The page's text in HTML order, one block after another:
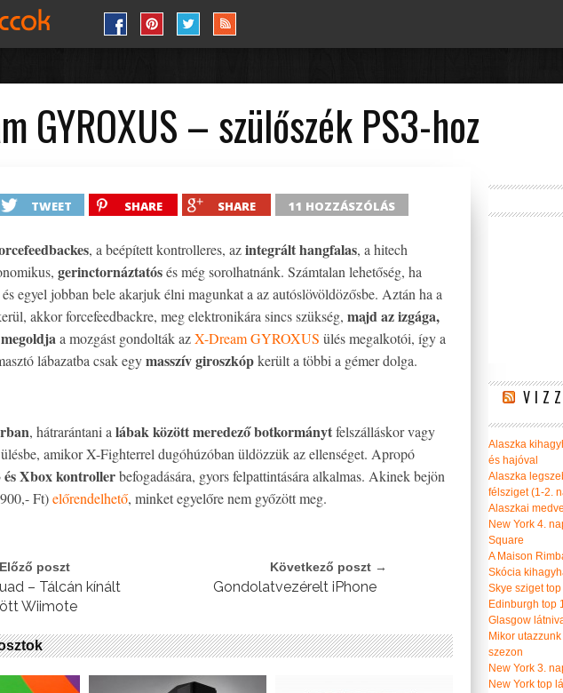
GYROXUS – szülőszék PS3-hoz
TWEET SHARE SHARE 11 HOZZÁSZÓLÁS
, a beépített kontrolleres, azintegrált hangfalas, a hitech
gerinctornáztatósés még sorolhatnánk. Számtalan lehetőség, ha
egyel jobban bele akarjuk élni magunkat a az autóslövöldözősbe. Aztán ha a
akkor forcefeedbackre, meg elektronikára sincs szükség, majd az izgága,
a mozgást gondolták azX-Dream GYROXUS ülés megalkotói, így a
lábazatba csak egymasszív giroszkópkerült a többi a gémer dolga.
, hátrarántani a lábak között meredező botkormánytfelszálláskor vagy
amikor X-Fighterrel dugóhúzóban üldözzük az ellenséget. Apropó
és Xbox kontrollerbefogadására, gyors felpattintására alkalmas. Akinek bejön
Ft)előrendelhető, minket egyelőre nem győzött meg.
poszt
– Tálcán kínált
Wiimote
Következő poszt →
Gondolatvezérelt iPhone
Alaszka
és hajóval
Alaszka
félsziget (1-2.
Alaszkai
New York 4.
Square
A Maison
Skócia
Skye sziget
Edinburgh top
Glasgow
Mikor
szezon
New York 3.
New York top